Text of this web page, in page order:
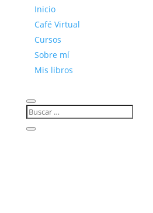
Inicio
Café Virtual
Cursos
Sobre mí
Mis libros